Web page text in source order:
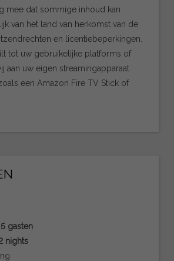
mee dat sommige inhoud kan
van het land van herkomst van de
en licentiebeperkingen.
tot uw gebruikelijke platforms of
aan uw eigen streamingapparaat
een Amazon Fire TV Stick of
5 gasten
nights